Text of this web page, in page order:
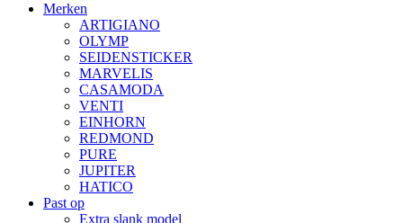
Merken
ARTIGIANO
OLYMP
SEIDENSTICKER
MARVELIS
CASAMODA
VENTI
EINHORN
REDMOND
PURE
JUPITER
HATICO
Past op
Extra slank model